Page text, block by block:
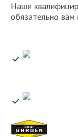
Наши
обязательно вам